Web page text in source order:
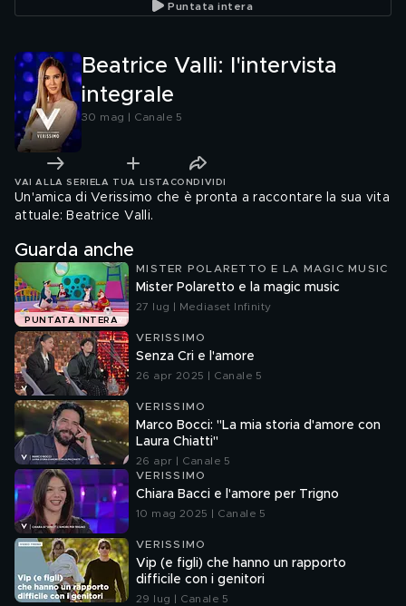
piccola Allegra"
Puntata intera
Beatrice Valli: l'intervista
integrale
30 mag | Canale 5
VAI ALLA SERIE LA TUA LISTA CONDIVIDI
Un'amica di Verissimo che è pronta a raccontare la sua vita
attuale: Beatrice Valli.
Guarda anche
PUNTATA INTERA
MISTER POLARETTO E LA MAGIC MUSIC
Mister Polaretto e la magic music
27 lug | Mediaset Infinity
VERISSIMO
Senza Cri e l'amore
26 apr 2025 | Canale 5
VERISSIMO
Marco Bocci: "La mia storia d'amore con
Laura Chiatti"
26 apr | Canale 5
VERISSIMO
Chiara Bacci e l'amore per Trigno
10 mag 2025 | Canale 5
VERISSIMO
Vip (e figli) che hanno un rapporto
difficile con i genitori
29 lug | Canale 5